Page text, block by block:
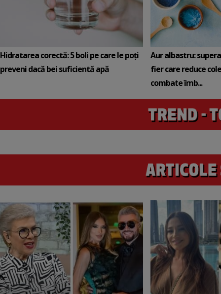
Hidratarea corectă: 5 boli pe care le poți
preveni dacă bei suficientă apă
Aur albastru:
fier care reduce
combate îmb...